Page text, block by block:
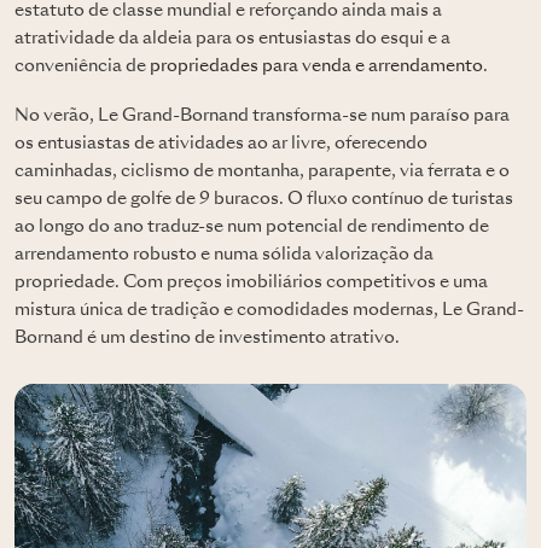
estatuto de classe mundial e reforçando ainda mais a
atratividade da aldeia para os entusiastas do esqui e a
conveniência de propriedades para venda e arrendamento.
No verão, Le Grand-Bornand transforma-se num paraíso para
os entusiastas de atividades ao ar livre, oferecendo
caminhadas, ciclismo de montanha, parapente, via ferrata e o
seu campo de golfe de 9 buracos. O fluxo contínuo de turistas
ao longo do ano traduz-se num potencial de rendimento de
arrendamento robusto e numa sólida valorização da
propriedade. Com preços imobiliários competitivos e uma
mistura única de tradição e comodidades modernas, Le Grand-
Bornand é um destino de investimento atrativo.